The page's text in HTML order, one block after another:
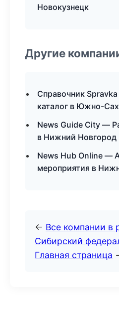
Новокузнецк
Другие
Справочник
каталог в Южно-
News Guide City —
в Нижний Новгород
News Hub Online —
мероприятия в
← Все компании в
Сибирский
Главная страница